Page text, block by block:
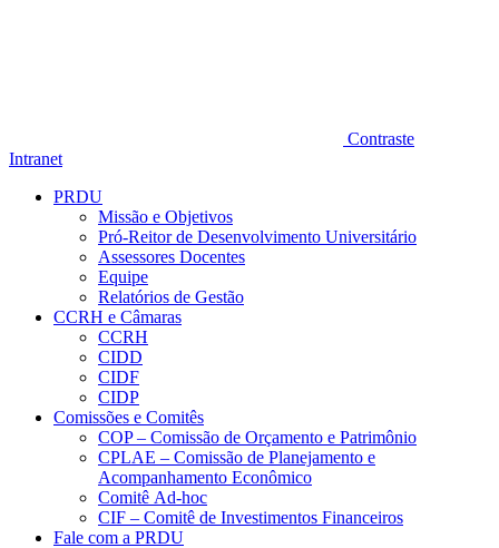
Contraste
Intranet
PRDU
Missão e Objetivos
Pró-Reitor de Desenvolvimento Universitário
Assessores Docentes
Equipe
Relatórios de Gestão
CCRH e Câmaras
CCRH
CIDD
CIDF
CIDP
Comissões e Comitês
COP – Comissão de Orçamento e Patrimônio
CPLAE – Comissão de Planejamento e
Acompanhamento Econômico
Comitê Ad-hoc
CIF – Comitê de Investimentos Financeiros
Fale com a PRDU